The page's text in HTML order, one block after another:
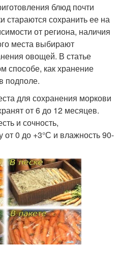
блюд почти
стараются сохранить ее на
от региона, наличия
места выбирают
овощей. В статье
способе, как хранение
подполе.
для сохранения моркови
от 6 до 12 месяцев.
и сочность,
0 до +3°С и влажность 90-